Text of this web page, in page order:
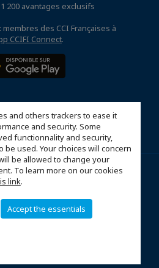
and others trackers to ease it
and security. Some
functionnality and security,
used. Your choices will concern
be allowed to change your
To learn more on our cookies
link.
Accept the essentials
200 avantages exclusifs
des CCI Françaises à
CCIFI Connect.
cookies